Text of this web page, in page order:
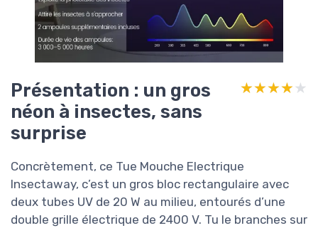
Présentation : un gros
néon à insectes, sans
surprise
★★★★★
★★★★★
Concrètement, ce Tue Mouche Electrique
Insectaway, c’est un gros bloc rectangulaire avec
deux tubes UV de 20 W au milieu, entourés d’une
double grille électrique de 2400 V. Tu le branches sur